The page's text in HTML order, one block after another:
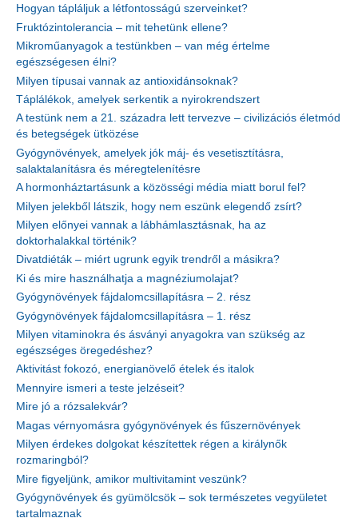
Hogyan tápláljuk a létfontosságú szerveinket?
Fruktózintolerancia – mit tehetünk ellene?
Mikroműanyagok a testünkben – van még értelme
egészségesen élni?
Milyen típusai vannak az antioxidánsoknak?
Táplálékok, amelyek serkentik a nyirokrendszert
A testünk nem a 21. századra lett tervezve – civilizációs életmód
és betegségek ütközése
Gyógynövények, amelyek jók máj- és vesetisztításra,
salaktalanításra és méregtelenítésre
A hormonháztartásunk a közösségi média miatt borul fel?
Milyen jelekből látszik, hogy nem eszünk elegendő zsírt?
Milyen előnyei vannak a lábhámlasztásnak, ha az
doktorhalakkal történik?
Divatdiéták – miért ugrunk egyik trendről a másikra?
Ki és mire használhatja a magnéziumolajat?
Gyógynövények fájdalomcsillapításra – 2. rész
Gyógynövények fájdalomcsillapításra – 1. rész
Milyen vitaminokra és ásványi anyagokra van szükség az
egészséges öregedéshez?
Aktivitást fokozó, energianövelő ételek és italok
Mennyire ismeri a teste jelzéseit?
Mire jó a rózsalekvár?
Magas vérnyomásra gyógynövények és fűszernövények
Milyen érdekes dolgokat készítettek régen a királynők
rozmaringból?
Mire figyeljünk, amikor multivitamint veszünk?
Gyógynövények és gyümölcsök – sok természetes vegyületet
tartalmaznak